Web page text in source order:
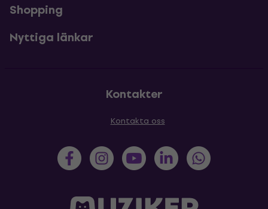
Shopping
Nyttiga länkar
Kontakter
Kontakta oss